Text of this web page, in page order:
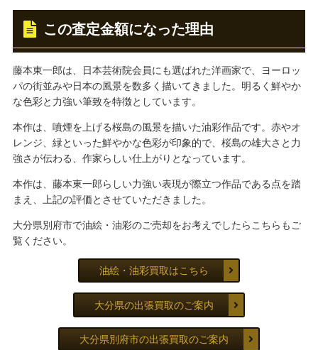
この査定金額になった理由
藤本東一郎は、日本芸術院会員にも選ばれた洋画家で、ヨーロッ
パの街並みや日本の風景を数多く描いてきました。明るく鮮やか
な色彩と力強い筆致を特徴としています。
本作は、噴煙を上げる桜島の風景を描いた油彩作品です。赤やオ
レンジ、緑といった鮮やかな色彩が印象的で、桜島の雄大さと力
強さが伝わる、作家らしい仕上がりとなっています。
本作は、藤本東一郎らしい力強い表現が際立つ作品である点を踏
まえ、上記の評価とさせていただきました。
大分県別府市で油絵・油彩のご売却をお考えでしたらこちらもご
覧ください。
油絵・油彩買取はこちら
大分県の出張買取のご案内
大分県別府市の出張買取のご案内